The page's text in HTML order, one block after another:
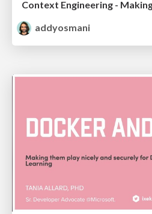
Context Engineering -
addyosmani